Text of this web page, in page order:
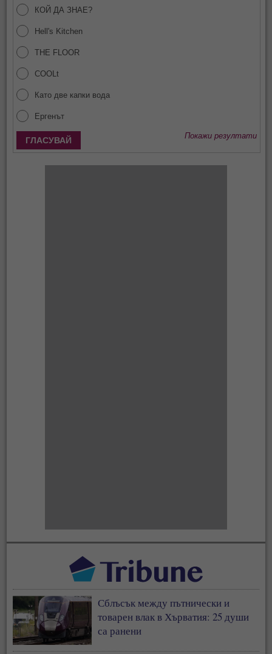
КОЙ ДА ЗНАЕ?
Hell's Kitchen
THE FLOOR
COOLt
Като две капки вода
Ергенът
Покажи резултати
Сблъсък между пътнически и
товарен влак в Хърватия: 25 души
са ранени